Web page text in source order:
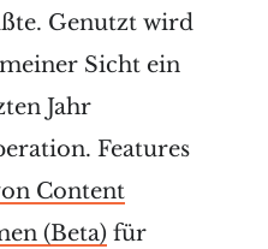
Genutzt wird
Sicht ein
Jahr
Features
Content
(Beta) für